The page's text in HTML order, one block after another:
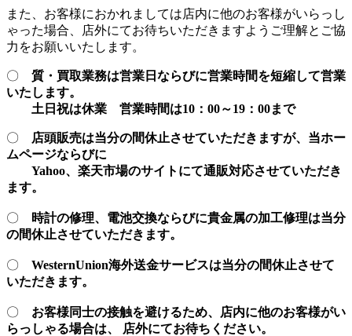
また、お客様におかれましては店内に他のお客様がいらっし
ゃった場合、店外にてお待ちいただきますようご理解とご協
力をお願いいたします。
〇 質・買取業務は営業日ならびに営業時間を短縮して営業
いたします。
土日祝は休業 営業時間は10：00～19：00まで
〇
店頭販売は当分の間休止させていただきますが、当ホー
ムページならびに
Yahoo、楽天市場のサイトにて通販対応させていただき
ます。
〇
時計の修理、電池交換ならびに貴金属の加工修理は当分
の間休止させていただきます。
〇 WesternUnion海外送金サービスは当分の間休止させて
いただきます。
〇 お客様同士の接触を避けるため、店内に他のお客様がい
らっしゃる場合は、 店外にてお待ちください。